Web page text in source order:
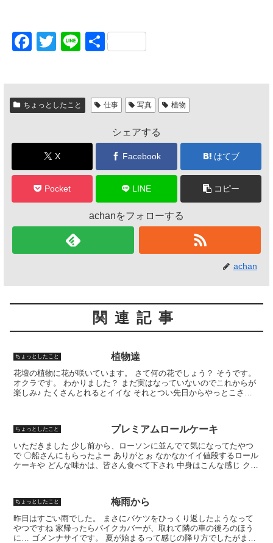
F
c
e
b
o
k
T
tt
er
Li
e
共
ちょっとしたこと 仕事 写真 植物
シェアする
X Facebook はてブ
Pocket LINE コピー
achanをフォローする
achan
関連記事
ちょっとしたこと 植物達
花壇の植物に花が咲いています。 さて何の花でしょう？ そうです。
オクラです。 わかりました？ まだ実はなっていないのでこれからが
楽しみ♪ たくさんとれるとイイな それとつい先日からやっとこさ花
ちょっとしたこと プレミアムロールケーキ
いただきました 少し前から、ローソンに並んでて気になってたやつ
で 〇船さんにもらったよー ありがとぉ なかなかイイ値段するロール
ケーキや どんな味かは、皆さん食べて下され 中身はこんな感じ クリ
ちょっとしたこと 梅雨から
昨日はすごい雨でした。 まさにバケツをひっくり返したようなって
やつですね 家帰ったらバイクカバーが、取れて隣の車の後ろのほう
に… ゴメンナサイです。 夏が始まるって感じの降り方でしたがまだ